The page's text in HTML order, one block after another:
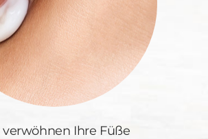
Ihre Füße